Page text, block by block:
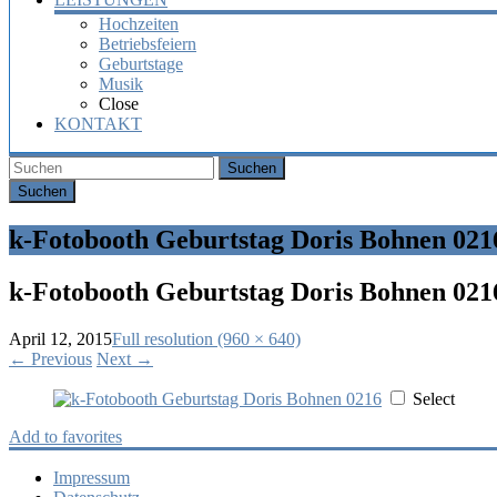
Hochzeiten
Betriebsfeiern
Geburtstage
Musik
Close
KONTAKT
Suchen
k-Fotobooth Geburtstag Doris Bohnen
k-Fotobooth Geburtstag Doris Bohnen
April 12, 2015Full resolution (960 × 640)
← Previous Next →
Select
Add to favorites
Impressum